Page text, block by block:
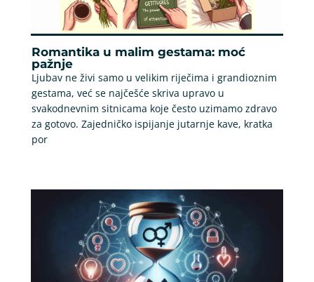
Romantika u malim gestama: moć
pažnje
Ljubav ne živi samo u velikim riječima i grandioznim
gestama, već se najčešće skriva upravo u
svakodnevnim sitnicama koje često uzimamo zdravo
za gotovo. Zajedničko ispijanje jutarnje kave, kratka
por